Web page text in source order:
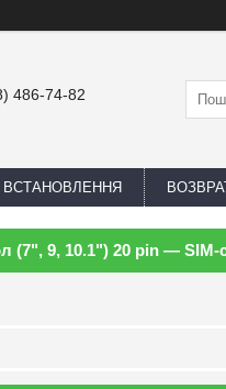
486-74-82
ВСТАНОВЛЕННЯ
(7", 9, 10.1") 20 pin — SIM-